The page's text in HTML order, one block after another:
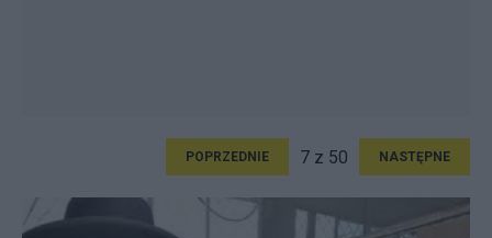
POPRZEDNIE 7 z 50 NASTĘPNE